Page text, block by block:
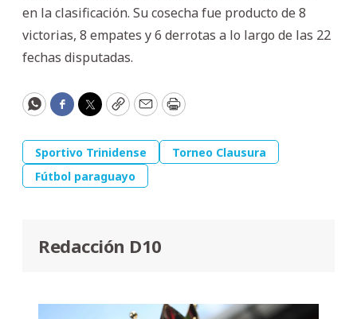
en la clasificación. Su cosecha fue producto de 8
victorias, 8 empates y 6 derrotas a lo largo de las 22
fechas disputadas.
WhatsApp
Facebook
Twitter
CopyEmailPrint
Sportivo Trinidense
Torneo Clausura
Fútbol paraguayo
Redacción D10